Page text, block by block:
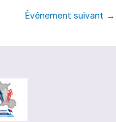
Événement suivant →